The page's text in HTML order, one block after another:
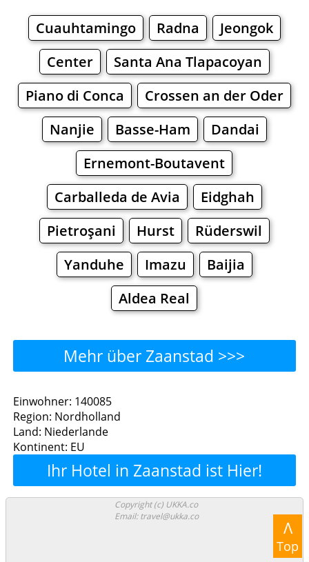
Cuauhtamingo Radna
Jeongok
Center
Santa Ana Tlapacoyan
Piano di Conca
Crossen an der Oder
Nanjie
Basse-Ham
Dandai
Ernemont-Boutavent
Carballeda de Avia
Eidghah
Pietroşani
Hurst
Rüderswil
Yanduhe
Imazu
Baijia
Aldea Real
Mehr über Zaanstad >>>
Zaanstad - Wo man essen
Restaurants Cafe Bars
Bier
Bäckereien
Supermärkte Malls
Zaanstad - Einkaufen und
Einwohner: 140085
Region: Nordholland
Land: Niederlande
Kontinent: EU
Ihr Hotel in Zaanstad ist Hier!
Copyright (c) UKKA.co
Email: travel@ukka.co
Λ
Top